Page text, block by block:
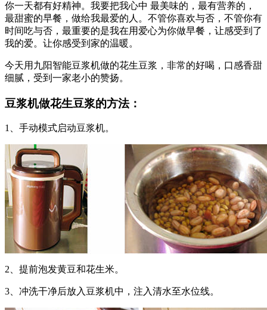
你一天都有好精神。我要把我心中 最美味的，最有营养的，
最甜蜜的早餐，做给我最爱的人。不管你喜欢与否，不管你有
时间吃与否，最重要的是我在用爱心为你做早餐，让感受到了
我的爱。让你感受到家的温暖。
今天用九阳智能豆浆机做的花生豆浆，非常的好喝，口感香甜
细腻，受到一家老小的赞扬。
豆浆机做花生豆浆的方法：
1、手动模式启动豆浆机。
2、提前泡发黄豆和花生米。
3、冲洗干净后放入豆浆机中，注入清水至水位线。